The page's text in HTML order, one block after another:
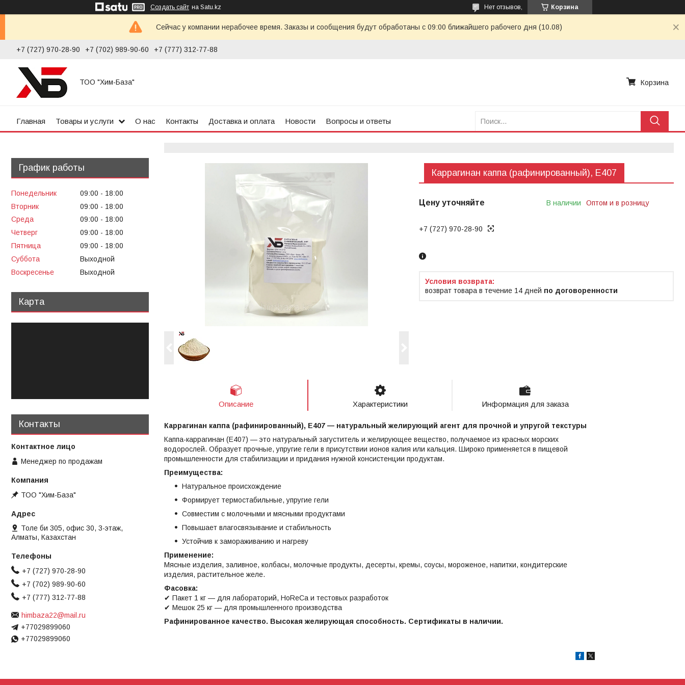
Создать сайт на Satu.kz Корзина
Нет отзывов,
Сейчас у компании нерабочее время. Заказы и сообщения будут обработаны с 09:00 ближайшего рабочего дня (10.08)
+7 (727) 970-28-90 +7 (702) 989-90-60 +7 (777) 312-77-88
ТОО "Хим-База" Корзина
Главная Товары и услуги О нас Контакты Доставка и оплата Новости Вопросы и ответы
Каррагинан каппа (рафинированный), Е407
Цену уточняйте В наличии Оптом и в розницу
+7 (727) 970-28-90
возврат товара в течение 14 дней по договоренности
Описание Характеристики Информация для заказа
Каррагинан каппа (рафинированный), Е407 — натуральный желирующий агент для прочной и упругой текстуры
Каппа-каррагинан (Е407) — это натуральный загуститель и желирующее вещество, получаемое из красных морских
водорослей. Образует прочные, упругие гели в присутствии ионов калия или кальция. Широко применяется в пищевой
промышленности для стабилизации и придания нужной консистенции продуктам.
Преимущества:
Натуральное происхождение
Формирует термостабильные, упругие гели
Совместим с молочными и мясными продуктами
Повышает влагосвязывание и стабильность
Устойчив к замораживанию и нагреву
Применение:
Мясные изделия, заливное, колбасы, молочные продукты, десерты, кремы, соусы, мороженое, напитки, кондитерские
изделия, растительное желе.
Фасовка:
✔ Пакет 1 кг — для лабораторий, HoReCa и тестовых разработок
✔ Мешок 25 кг — для промышленного производства
Рафинированное качество. Высокая желирующая способность. Сертификаты в наличии.
График работы
Понедельник 09:00
18:00
Вторник
09:00
18:00
Среда
09:00
18:00
Четверг
09:00
18:00
Пятница
09:00
18:00
Суббота
Выходной
Воскресенье
Выходной
Карта
Контакты
Менеджер по продажам
ТОО "Хим-База"
Толе би 305, офис 30, 3-этаж,
Алматы, Казахстан
+7 (727) 970-28-90
+7 (702) 989-90-60
+7 (777) 312-77-88
himbaza22@mail.ru
+77029899060
+77029899060